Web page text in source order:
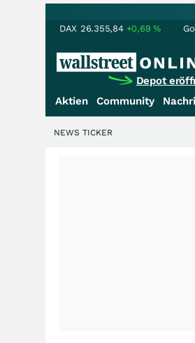
DAX 26.355,84 +0,69%
Depot
Aktien Community
NEWS TICKER